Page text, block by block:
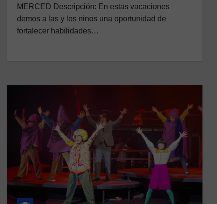
MERCED Descripción: En estas vacaciones
demos a las y los ninos una oportunidad de
fortalecer habilidades…